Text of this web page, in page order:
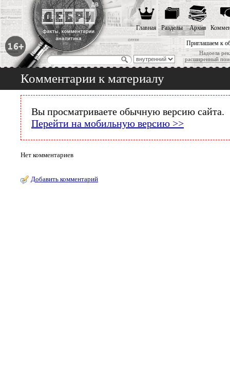
Приглашаем к
Надоела
расширенный
Главная Разделы Архив
Комментарии к материалу
Вы просматриваете обычную версию сайта.
Перейти на мобильную версию >>
Нет комментариев
Добавить комментарий